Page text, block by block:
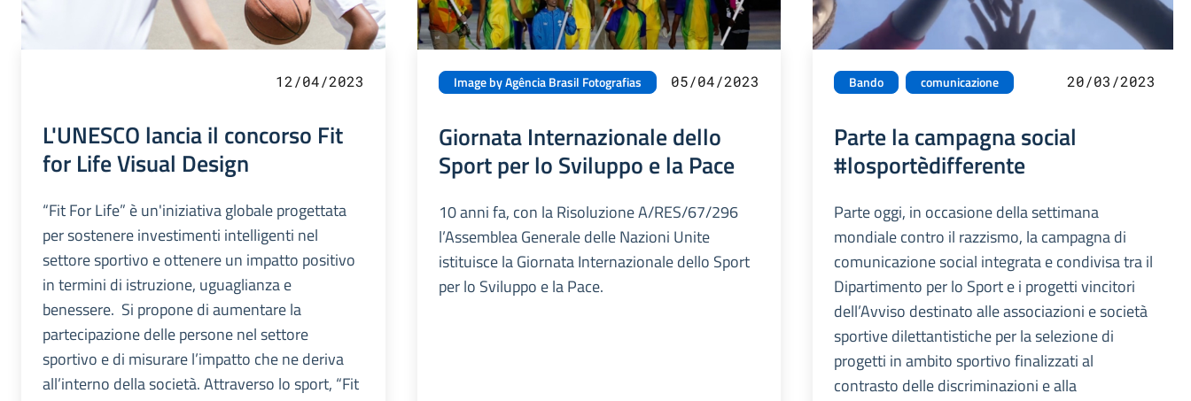
12/04/2023
L'UNESCO lancia il concorso Fit
for Life Visual Design
“Fit For Life” è un'iniziativa globale progettata
per sostenere investimenti intelligenti nel
settore sportivo e ottenere un impatto positivo
in termini di istruzione, uguaglianza e
benessere. Si propone di aumentare la
partecipazione delle persone nel settore
sportivo e di misurare l’impatto che ne deriva
all’interno della società. Attraverso lo sport, “Fit
Image by Agência Brasil Fotografias 05/04/2023
Giornata Internazionale dello
Sport per lo Sviluppo e la Pace
10 anni fa, con la Risoluzione A/RES/67/296
l’Assemblea Generale delle Nazioni Unite
istituisce la Giornata Internazionale dello Sport
per lo Sviluppo e la Pace.
Bando comunicazione 20/03/2023
Parte la campagna social
#losportèdifferente
Parte oggi, in occasione della settimana
mondiale contro il razzismo, la campagna di
comunicazione social integrata e condivisa tra il
Dipartimento per lo Sport e i progetti vincitori
dell’Avviso destinato alle associazioni e società
sportive dilettantistiche per la selezione di
progetti in ambito sportivo finalizzati al
contrasto delle discriminazioni e alla